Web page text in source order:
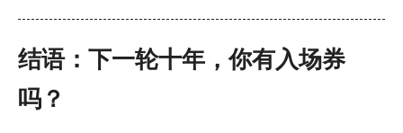
结语：下一轮十年，你有入场券
吗？